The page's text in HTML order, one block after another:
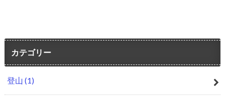
カテゴリー
登山 (1)